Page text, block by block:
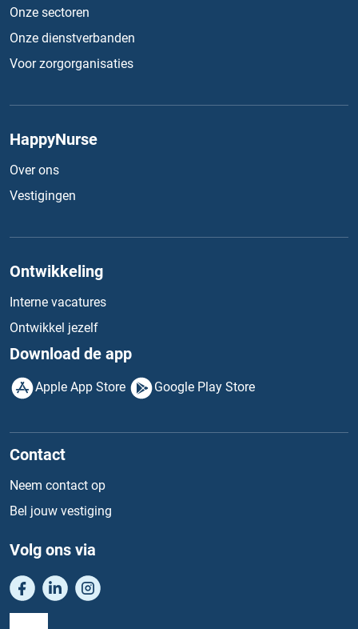
Onze sectoren
Onze dienstverbanden
Voor zorgorganisaties
HappyNurse
Over ons
Vestigingen
Ontwikkeling
Interne vacatures
Ontwikkel jezelf
Download de app
Apple App Store Google Play Store
Contact
Neem contact op
Bel jouw vestiging
Volg ons via